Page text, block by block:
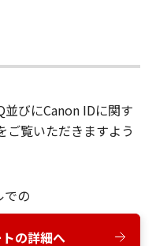
びにCanon IDに関す
ご覧いただきますよう
での
の詳細へ